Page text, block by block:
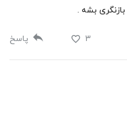
بشه .
3 پاسخ